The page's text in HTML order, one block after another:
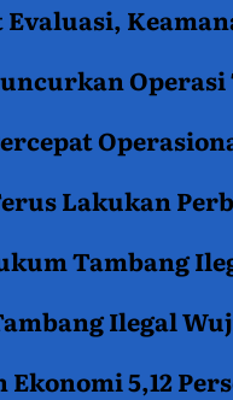
Evaluasi,
Lakukan
Tambang
Ilegal
5,12